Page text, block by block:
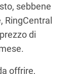
sebbene
RingCentral
di
offrire,